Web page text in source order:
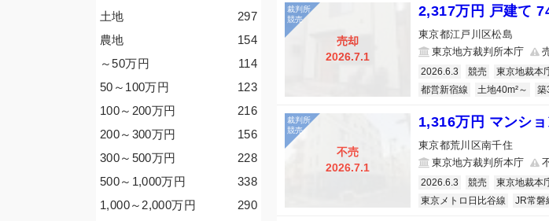
売却
2026.7.1
2,317万円 戸建て
東京都江戸川区松島
東京地方裁判所本庁
2026.6.3 競売 東京地裁本
都営新宿線
土地40m²～ 築
不売
2026.7.1
1,316万円 マンシ
東京都荒川区南千住
東京地方裁判所本庁
2026.6.3 競売 東京地裁本
東京メトロ日比谷線
JR常磐
297
土地
154
農地
114
～50万円
123
50～100万円
216
100～200万円
156
200～300万円
228
300～500万円
338
500～1,000万円
290
1,000～2,000万円